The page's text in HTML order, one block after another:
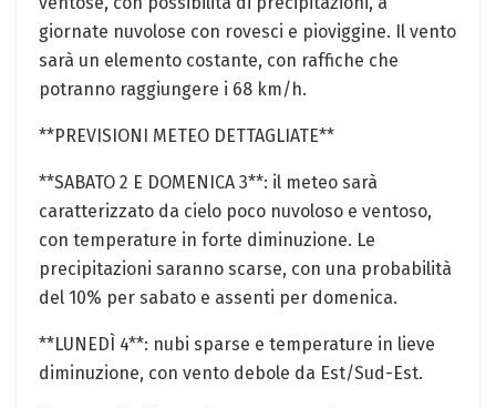
giornate nuvolose con rovesci e pioviggine. Il vento
sarà un ​elemento costante,⁢ con raffiche che
potranno raggiungere‍ i 68 km/h.
**PREVISIONI METEO DETTAGLIATE**
**SABATO 2 E DOMENICA 3**: il meteo sarà
caratterizzato da cielo⁣ poco ⁣nuvoloso e ⁣ventoso,
con temperature in forte diminuzione. Le ​
precipitazioni saranno scarse, con una probabilità
del 10% per sabato e assenti per domenica.
**LUNEDÌ 4**: nubi sparse e ‍temperature in lieve
diminuzione, con vento debole da Est/Sud-Est.